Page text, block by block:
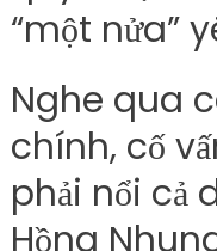
“một nửa”
Nghe qua
chính, cố
phải nổi cả
Hồng